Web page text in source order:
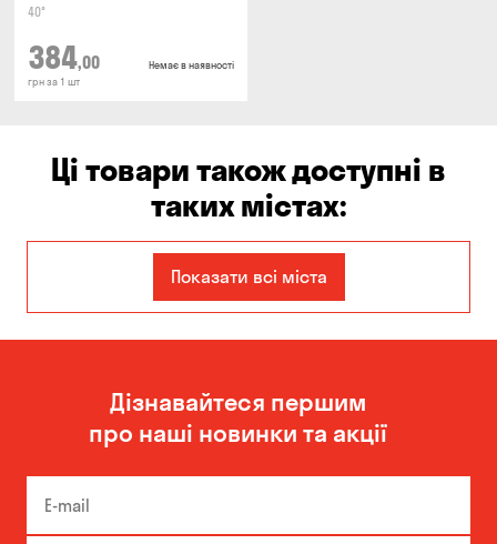
40°
384,00
грн за 1 шт
Немає в наявності
Ці товари також доступні в
таких містах:
Кам'янське Київ
Олександрівка Чорноморськ
Показати всі міста
Дізнавайтеся першим
про наші новинки та акції